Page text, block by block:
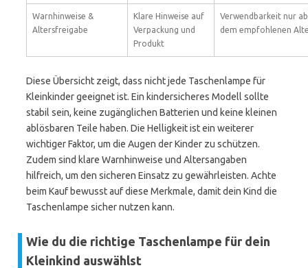
Warnhinweise &
Altersfreigabe
Klare Hinweise auf
Verpackung und
Produkt
Verwendbarkeit nur ab
dem empfohlenen
Diese Übersicht zeigt, dass nicht jede Taschenlampe für
Kleinkinder geeignet ist. Ein kindersicheres Modell sollte
stabil sein, keine zugänglichen Batterien und keine kleinen
ablösbaren Teile haben. Die Helligkeit ist ein weiterer
wichtiger Faktor, um die Augen der Kinder zu schützen.
Zudem sind klare Warnhinweise und Altersangaben
hilfreich, um den sicheren Einsatz zu gewährleisten. Achte
beim Kauf bewusst auf diese Merkmale, damit dein Kind die
Taschenlampe sicher nutzen kann.
Wie du die richtige Taschenlampe für dein
Kleinkind auswählst